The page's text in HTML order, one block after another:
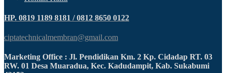
HP. 0819 1189 8181 / 0812 8650 0122
ciptatechnicalmembran@gmail.com
Marketing Office : Jl. Pendidikan Km. 2 Kp. Cidadap RT. 03
RW. 01 Desa Muaradua, Kec. Kadudampit, Kab. Sukabumi